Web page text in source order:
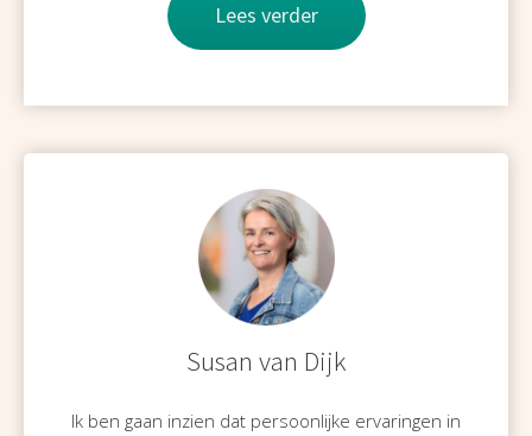
Lees verder
Susan van Dijk
Ik ben gaan inzien dat persoonlijke ervaringen in